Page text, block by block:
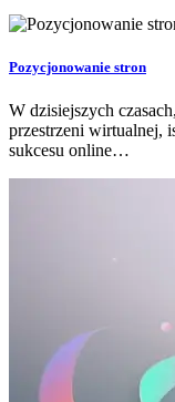
Pozycjonowanie stron
W dzisiejszych
przestrzeni wirtualnej,
sukcesu online…